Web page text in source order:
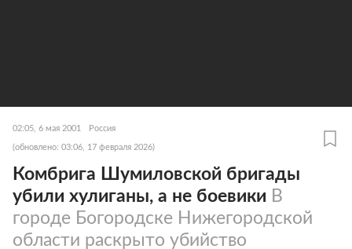
02:05, 6 мая 2001 Россия
(обновлено: 03:06, 17 февраля 2026)
Комбрига Шумиловской бригады
убили хулиганы, а не боевики В
городе Богородске Нижегородской
области раскрыто убийство